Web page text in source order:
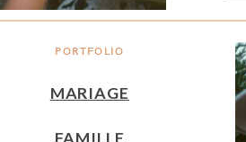
PORTFOLIO
MARIAGE
FAMILLE